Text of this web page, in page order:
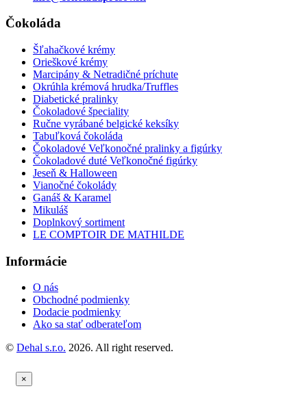
Čokoláda
Šľahačkové krémy
Orieškové krémy
Marcipány & Netradičné príchute
Okrúhla krémová hrudka/Truffles
Diabetické pralinky
Čokoladové špeciality
Ručne vyrábané belgické keksíky
Tabuľková čokoláda
Čokoladové Veľkonočné pralinky a figúrky
Čokoladové duté Veľkonočné figúrky
Jeseň & Halloween
Vianočné čokolády
Ganáš & Karamel
Mikuláš
Doplnkový sortiment
LE COMPTOIR DE MATHILDE
Informácie
O nás
Obchodné podmienky
Dodacie podmienky
Ako sa stať odberateľom
© Dehal s.r.o. 2026. All right reserved.
×